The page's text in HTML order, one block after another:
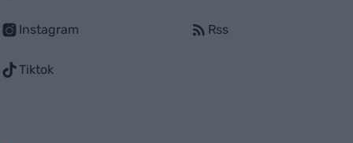
Instagram
Tiktok
Rss